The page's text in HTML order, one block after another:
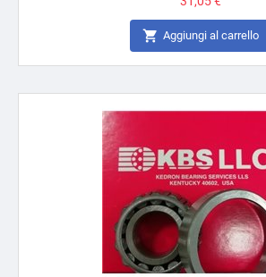
 Aggiungi al carrello